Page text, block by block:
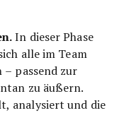
In dieser Phase
alle im Team
passend zur
zu äußern.
analysiert und die